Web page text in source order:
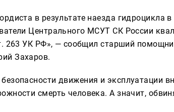
в результате наезда гидроцикла
Центрального МСУТ СК России
263 УК РФ», — сообщил старший
Захаров.
движения и эксплуатации
смерть человека. А значит,